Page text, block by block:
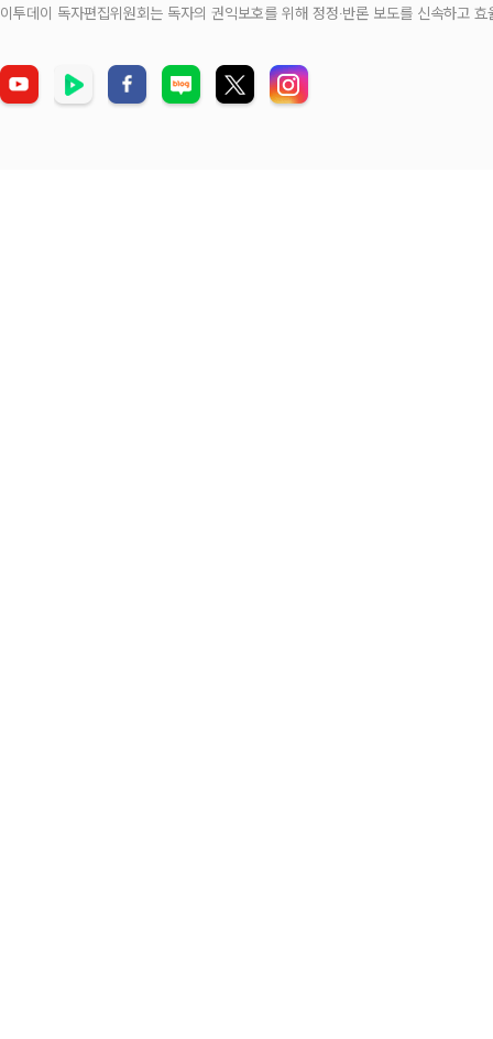
이투데이 독자편집위원회는 독자의 권익보호를 위해 정정‧반론 보도를 신속하고